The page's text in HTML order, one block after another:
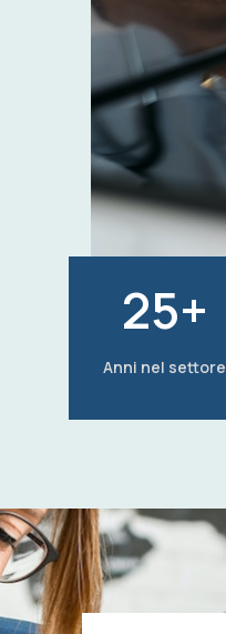
Anni nel settore
25+